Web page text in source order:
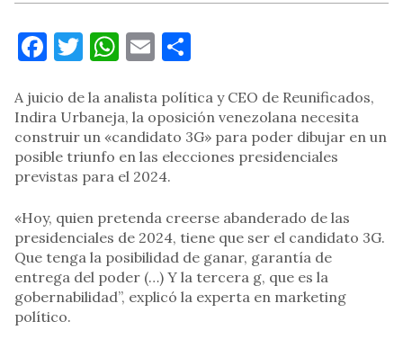
Facebook
Twitter
WhatsApp
Email
A juicio de la analista política y CEO de Reunificados,
Indira Urbaneja, la oposición venezolana necesita
construir un «candidato 3G» para poder dibujar en un
posible triunfo en las elecciones presidenciales
previstas para el 2024.
«Hoy, quien pretenda creerse abanderado de las
presidenciales de 2024, tiene que ser el candidato 3G.
Que tenga la posibilidad de ganar, garantía de
entrega del poder (…) Y la tercera g, que es la
gobernabilidad”, explicó la experta en marketing
político.